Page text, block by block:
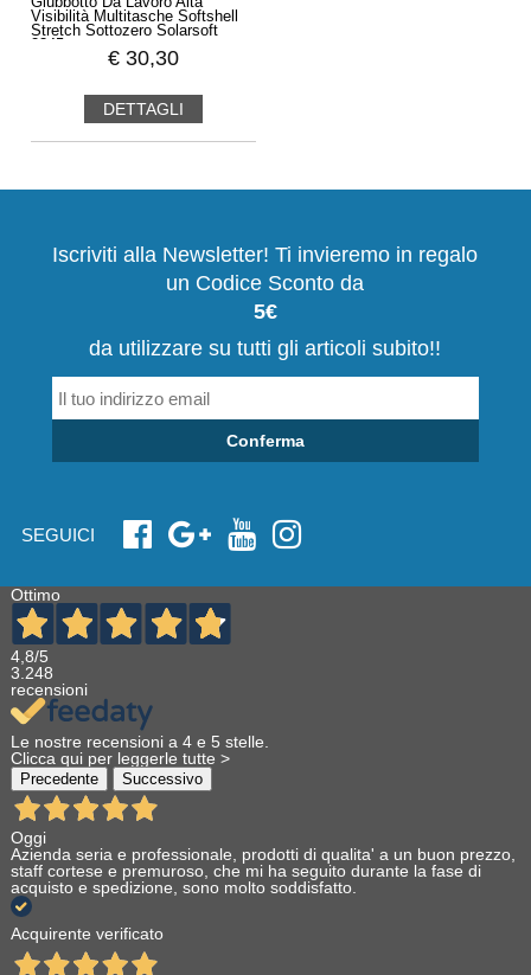
Visibilità Multitasche Softshell
Stretch Sottozero Solarsoft
€ 30,30
DETTAGLI
Iscriviti alla Newsletter! Ti invieremo in regalo
un Codice Sconto da
5€
da utilizzare su tutti gli articoli subito!!
Conferma
SEGUICI
Ottimo
4,8/5
3.248
recensioni
Le nostre recensioni a 4 e 5 stelle.
Clicca qui per leggerle tutte >
Precedente Successivo
Oggi
Azienda seria e professionale, prodotti di qualita' a un buon prezzo,
staff cortese e premuroso, che mi ha seguito durante la fase di
acquisto e spedizione, sono molto soddisfatto.
Acquirente verificato